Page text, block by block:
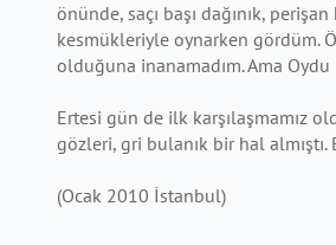
önünde, saçı başı dağınık,
kesmükleriyle oynarken gördüm.
olduğuna inanamadım. Ama Oydu
Ertesi gün de ilk karşılaşmamız
gözleri, gri bulanık bir hal almıştı.
(Ocak 2010 İstanbul)